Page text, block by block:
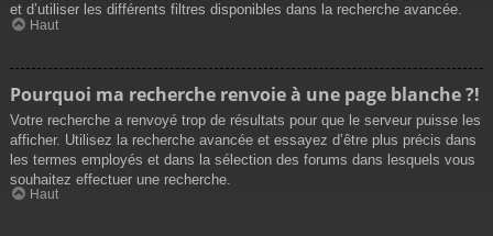
et d’utiliser les différents filtres disponibles dans la recherche avancée.
Haut
Pourquoi ma recherche renvoie à une page blanche ?!
Votre recherche a renvoyé trop de résultats pour que le serveur puisse les
afficher. Utilisez la recherche avancée et essayez d’être plus précis dans
les termes employés et dans la sélection des forums dans lesquels vous
souhaitez effectuer une recherche.
Haut